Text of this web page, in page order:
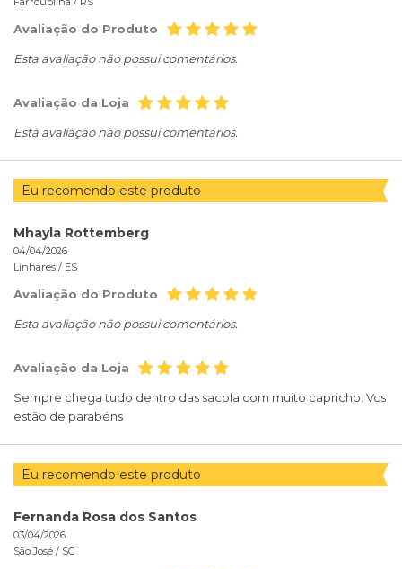
Avaliação do Produto
Esta avaliação não possui comentários.
Avaliação da Loja
Esta avaliação não possui comentários.
Eu recomendo este produto
Mhayla Rottemberg
04/04/2026
Linhares / ES
Avaliação do Produto
Esta avaliação não possui comentários.
Avaliação da Loja
Sempre chega tudo dentro das sacola com muito capricho. Vcs
estão de parabéns
Eu recomendo este produto
Fernanda Rosa dos Santos
03/04/2026
São José / SC